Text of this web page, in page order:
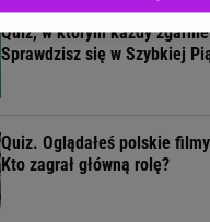
Quiz, w którym każdy
Sprawdzisz się w Szybkiej
Quiz. Oglądałeś polskie
Kto zagrał główną rolę?